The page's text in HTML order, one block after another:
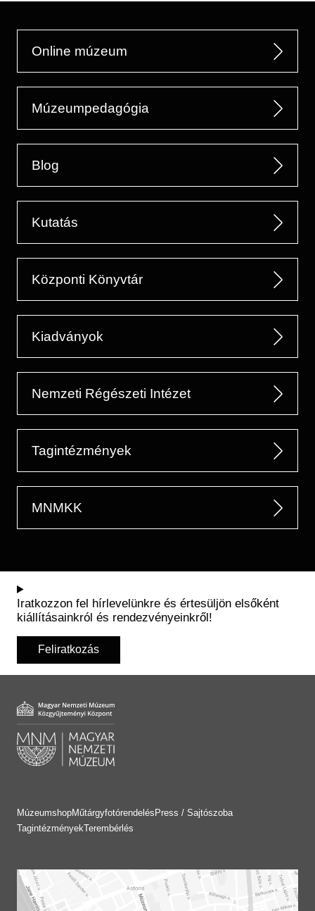
Online múzeum
Múzeumpedagógia
Blog
Kutatás
Központi Könyvtár
Kiadványok
Nemzeti Régészeti Intézet
Tagintézmények
MNMKK
Iratkozzon fel hírlevelünkre és értesüljön elsőként
kiállításainkról és rendezvényeinkről!
Feliratkozás
MúzeumshopMűtárgyfotórendelés Press / Sajtószoba
TagintézményekTerembérlés